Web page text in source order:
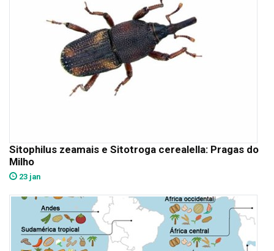
Sitophilus zeamais e Sitotroga cerealella: Pragas do
Milho
23 jan